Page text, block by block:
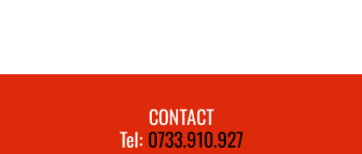
CONTACT
Tel: 0733.910.927